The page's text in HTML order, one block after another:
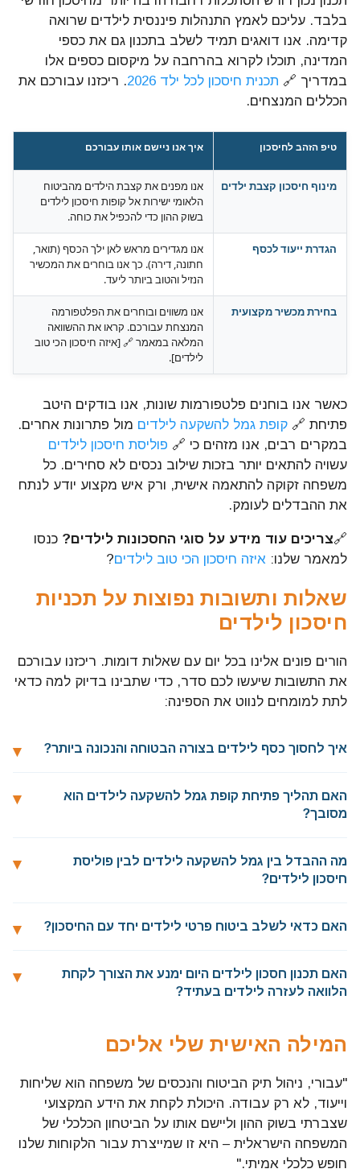
בלבד. עליכם לאמץ התנהלות פיננסית לילדים שרואה
קדימה. אנו דואגים תמיד לשלב בתכנון גם את כספי
המדינה, תוכלו לקרוא בהרחבה על מיקסום כספים אלו
במדריך 🔗 תכנית חיסכון לכל ילד 2026
. ריכזנו עבורכם את
הכללים המנצחים.
טיפ הזהב לחיסכון איך אנו ניישם אותו עבורכם
מינוף חיסכון קצבת ילדים
אנו מפנים את קצבת הילדים מהביטוח
הלאומי ישירות אל קופות חיסכון לילדים
בשוק ההון כדי להכפיל את כוחה.
הגדרת ייעוד לכסף
אנו מגדירים מראש לאן ילך הכסף (תואר,
חתונה, דירה). כך אנו בוחרים את המכשיר
הנזיל והטוב ביותר ליעד.
בחירת מכשיר מקצועית
אנו משווים ובוחרים את הפלטפורמה
המנצחת עבורכם. קראו את ההשוואה
המלאה במאמר 🔗 [איזה חיסכון הכי טוב
לילדים].
כאשר אנו בוחנים פלטפורמות שונות, אנו בודקים היטב
פתיחת 🔗 קופת גמל להשקעה לילדים מול פתרונות אחרים.
במקרים רבים, אנו מזהים כי 🔗 פוליסת חיסכון לילדים
עשויה להתאים יותר בזכות שילוב נכסים לא סחירים. כל
משפחה זקוקה להתאמה אישית, ורק איש מקצוע יודע לנתח
את ההבדלים לעומק.
🔗צריכים עוד מידע על סוגי החסכונות לילדים? כנסו
למאמר שלנו: איזה חיסכון הכי טוב לילדים?
שאלות ותשובות נפוצות על תכניות
חיסכון לילדים
הורים פונים אלינו בכל יום עם שאלות דומות. ריכזנו עבורכם
את התשובות שיעשו לכם סדר, כדי שתבינו בדיוק למה כדאי
לתת למומחים לנווט את הספינה:
איך לחסוך כסף לילדים בצורה הבטוחה והנכונה ביותר?
האם תהליך פתיחת קופת גמל להשקעה לילדים הוא
מסובך?
מה ההבדל בין גמל להשקעה לילדים לבין פוליסת
חיסכון לילדים?
האם כדאי לשלב ביטוח פרטי לילדים יחד עם החיסכון?
האם תכנון חסכון לילדים היום ימנע את הצורך לקחת
הלוואה לעזרה לילדים בעתיד?
המילה האישית שלי אליכם
"עבורי, ניהול תיק הביטוח והנכסים של משפחה הוא שליחות
וייעוד, לא רק עבודה. היכולת לקחת את הידע המקצועי
שצברתי בשוק ההון וליישם אותו על הביטחון הכלכלי של
המשפחה הישראלית – היא זו שמייצרת עבור הלקוחות שלנו
חופש כלכלי אמיתי."